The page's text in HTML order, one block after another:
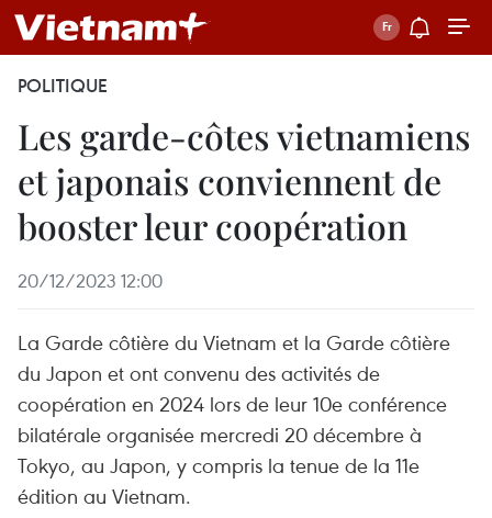
POLITIQUE
Les garde-côtes vietnamiens
et japonais conviennent de
booster leur coopération
20/12/2023 12:00
La Garde côtière du Vietnam et la Garde côtière
du Japon et ont convenu des activités de
coopération en 2024 lors de leur 10e conférence
bilatérale organisée mercredi 20 décembre à
Tokyo, au Japon, y compris la tenue de la 11e
édition au Vietnam.